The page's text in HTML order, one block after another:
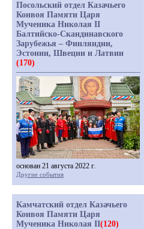
Посольский отдел Казачьего
Конвоя Памяти Царя
Мученика Николая II
Балтийско-Скандинавского
Зарубежья – Финляндии,
Эстонии, Швеции и Латвии
(170)
основан 21 августа 2022 г.
Другие события
Камчатский отдел Казачьего
Конвоя Памяти Царя
Мученика Николая II(120)